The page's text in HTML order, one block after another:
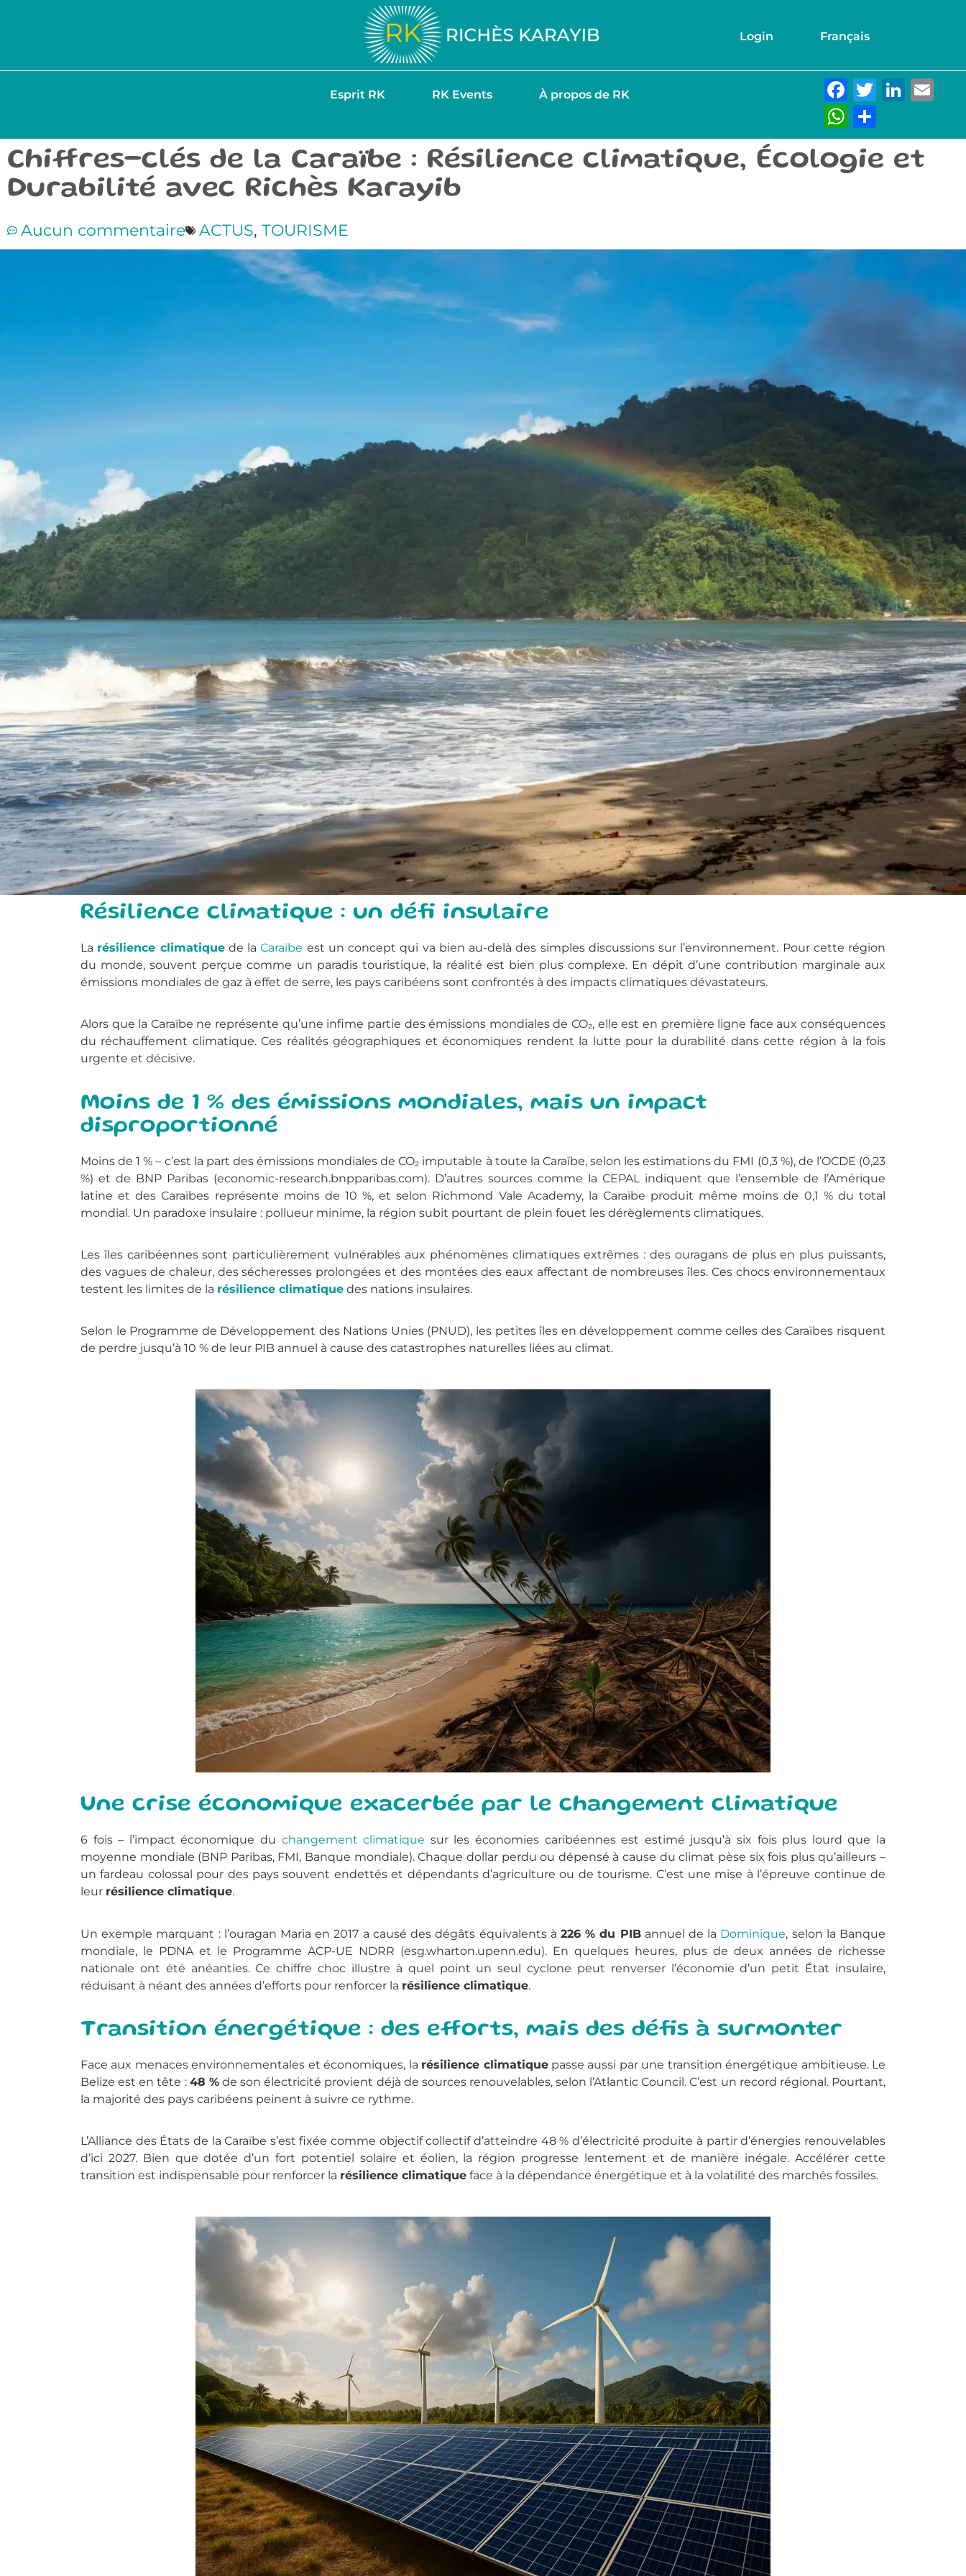
Login Français
Esprit RK RK Events À propos de RK Facebook
Twitter
Chiffres-clés de la Caraïbe : Résilience climatique, Écologie et
Durabilité avec Richès Karayib
Aucun commentaire ACTUS, TOURISME
Résilience climatique : un défi insulaire
La résilience climatiquede laCaraïbe est un concept qui va bien au-delà des simples discussions sur l’environnement. Pour cette région
du monde, souvent perçue comme un paradis touristique, la réalité est bien plus complexe. En dépit d’une contribution marginale aux
émissions mondiales de gaz à effet de serre, les pays caribéens sont confrontés à des impacts climatiques dévastateurs.
Alors que la Caraïbe ne représente qu’une infime partie des émissions mondiales de CO₂, elle est en première ligne face aux conséquences
du réchauffement climatique. Ces réalités géographiques et économiques rendent la lutte pour la durabilité dans cette région à la fois
urgente et décisive.
Moins de 1 % des émissions mondiales, mais un impact
disproportionné
Moins de 1 % – c’est la part des émissions mondiales de CO₂ imputable à toute la Caraïbe, selon les estimations du FMI (0,3 %), de l’OCDE (0,23
%) et de BNP Paribas (economic-research.bnpparibas.com). D’autres sources comme la CEPAL indiquent que l’ensemble de l’Amérique
latine et des Caraïbes représente moins de 10 %, et selon Richmond Vale Academy, la Caraïbe produit même moins de 0,1 % du total
mondial. Un paradoxe insulaire : pollueur minime, la région subit pourtant de plein fouet les dérèglements climatiques.
Les îles caribéennes sont particulièrement vulnérables aux phénomènes climatiques extrêmes : des ouragans de plus en plus puissants,
des vagues de chaleur, des sécheresses prolongées et des montées des eaux affectant de nombreuses îles. Ces chocs environnementaux
testent les limites de la résilience climatique des nations insulaires.
Selon le Programme de Développement des Nations Unies (PNUD), les petites îles en développement comme celles des Caraïbes risquent
de perdre jusqu’à 10 % de leur PIB annuel à cause des catastrophes naturelles liées au climat.
Une crise économique exacerbée par le changement climatique
6 fois – l’impact économique du changement climatique sur les économies caribéennes est estimé jusqu’à six fois plus lourd que la
moyenne mondiale (BNP Paribas, FMI, Banque mondiale). Chaque dollar perdu ou dépensé à cause du climat pèse six fois plus qu’ailleurs –
un fardeau colossal pour des pays souvent endettés et dépendants d’agriculture ou de tourisme. C’est une mise à l’épreuve continue de
leur résilience climatique.
Un exemple marquant : l’ouragan Maria en 2017 a causé des dégâts équivalents à 226 % du PIBannuel de la Dominique, selon la Banque
mondiale, le PDNA et le Programme ACP-UE NDRR (esg.wharton.upenn.edu). En quelques heures, plus de deux années de richesse
nationale ont été anéanties. Ce chiffre choc illustre à quel point un seul cyclone peut renverser l’économie d’un petit État insulaire,
réduisant à néant des années d’efforts pour renforcer la résilience climatique.
Transition énergétique : des efforts, mais des défis à surmonter
Face aux menaces environnementales et économiques, la résilience climatiquepasse aussi par une transition énergétique ambitieuse. Le
Belize est en tête : 48 %de son électricité provient déjà de sources renouvelables, selon l’Atlantic Council. C’est un record régional. Pourtant,
la majorité des pays caribéens peinent à suivre ce rythme.
L’Alliance des États de la Caraïbe s’est fixée comme objectif collectif d’atteindre 48 % d’électricité produite à partir d’énergies renouvelables
d’ici 2027. Bien que dotée d’un fort potentiel solaire et éolien, la région progresse lentement et de manière inégale. Accélérer cette
transition est indispensable pour renforcer la résilience climatique face à la dépendance énergétique et à la volatilité des marchés fossiles.